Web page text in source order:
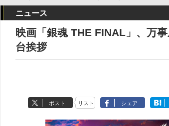
ニュース
映画「銀魂 THE FINAL」、万
台挨拶
ポスト リスト シェア